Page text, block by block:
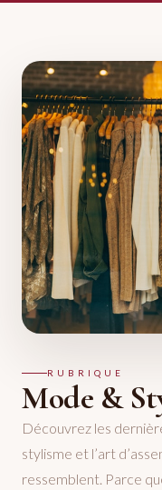
RUBRIQUE
Mode &
Découvrez les
stylisme et l’art
ressemblent. Parce